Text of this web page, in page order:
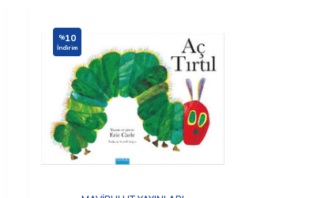
%10
İndirim